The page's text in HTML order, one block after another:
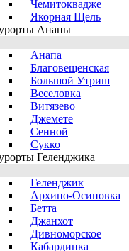
Чемитоквадже
Якорная Щель
Анапы
Анапа
Благовещенская
Большой Утриш
Веселовка
Витязево
Джемете
Сенной
Сукко
Геленджика
Геленджик
Архипо-Осиповка
Бетта
Джанхот
Дивноморское
Кабардинка